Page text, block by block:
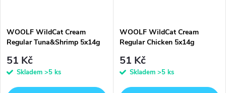
WOOLF WildCat Cream
Regular Tuna&Shrimp 5x14g
51 Kč
Skladem >5 ks
WOOLF WildCat Cream
Regular Chicken 5x14g
51 Kč
Skladem >5 ks